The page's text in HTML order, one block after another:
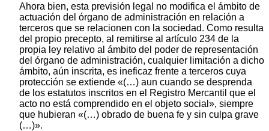
Ahora bien, esta previsión legal no modifica el ámbito de
actuación del órgano de administración en relación a
terceros que se relacionen con la sociedad. Como resulta
del propio precepto, al remitirse al artículo 234 de la
propia ley relativo al ámbito del poder de representación
del órgano de administración, cualquier limitación a dicho
ámbito, aún inscrita, es ineficaz frente a terceros cuya
protección se extiende «(…) aun cuando se desprenda
de los estatutos inscritos en el Registro Mercantil que el
acto no está comprendido en el objeto social», siempre
que hubieran «(…) obrado de buena fe y sin culpa grave
(…)».